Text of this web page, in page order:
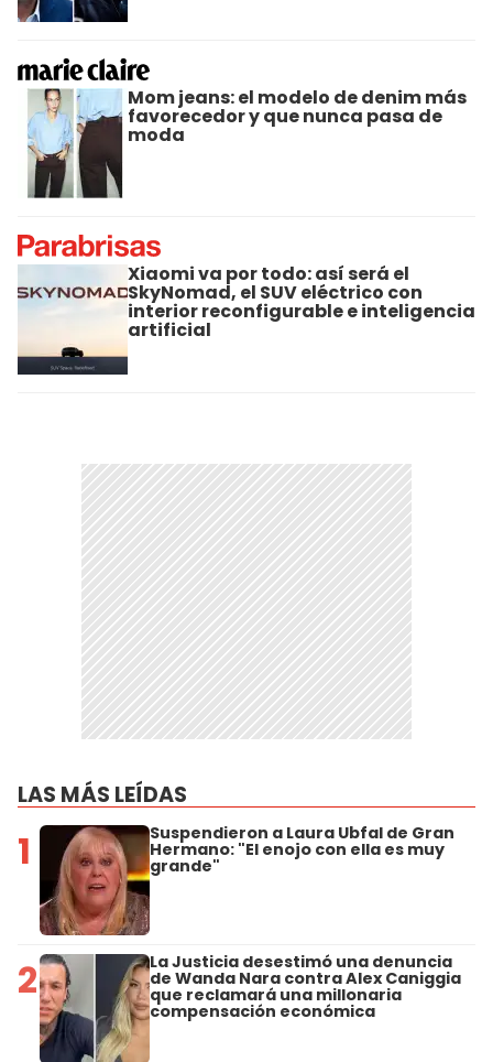
Mom jeans: el modelo de denim más
favorecedor y que nunca pasa de
moda
Xiaomi va por todo: así será el
SkyNomad, el SUV eléctrico con
interior reconfigurable e inteligencia
artificial
LAS MÁS LEÍDAS
1 Suspendieron a Laura Ubfal de Gran
Hermano: "El enojo con ella es muy
grande"
2 La Justicia desestimó una denuncia
de Wanda Nara contra Alex Caniggia
que reclamará una millonaria
compensación económica